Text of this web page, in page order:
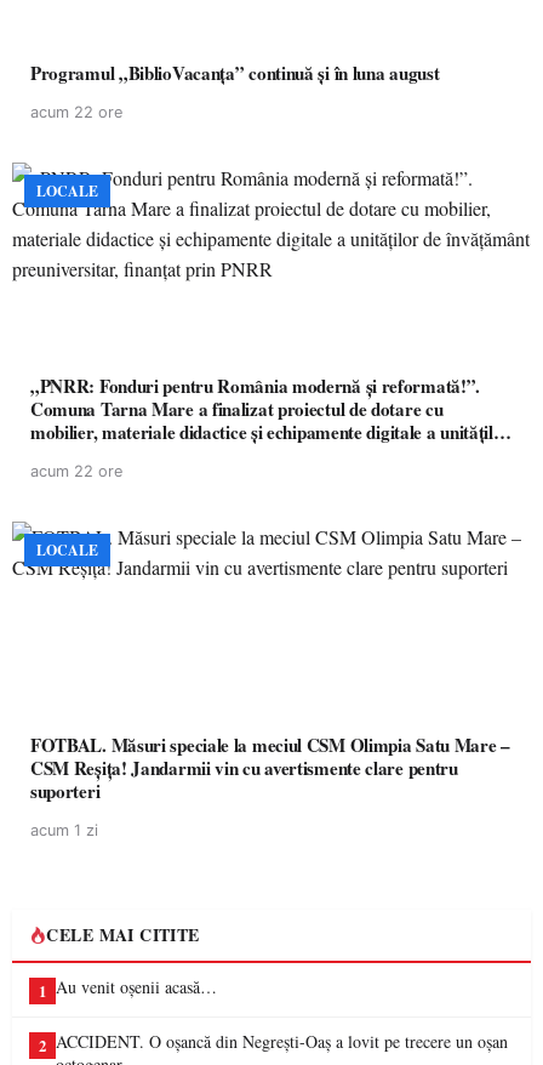
Programul „BiblioVacanța” continuă și în luna august
acum 22 ore
LOCALE
„PNRR: Fonduri pentru România modernă și reformată!”.
Comuna Tarna Mare a finalizat proiectul de dotare cu
mobilier, materiale didactice și echipamente digitale a unităților
acum 22 ore
LOCALE
FOTBAL. Măsuri speciale la meciul CSM Olimpia Satu Mare –
CSM Reșița! Jandarmii vin cu avertismente clare pentru
suporteri
acum 1 zi
CELE MAI CITITE
1 Au venit oșenii acasă…
2 ACCIDENT. O oșancă din Negrești-Oaș a lovit pe trecere un oșan